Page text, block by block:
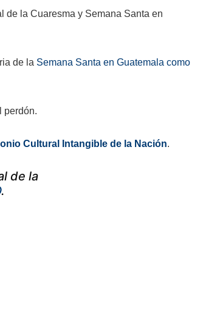
de la Cuaresma y Semana Santa en
de la Semana Santa en Guatemala como
perdón.
Cultural Intangible de la Nación.
de la
.